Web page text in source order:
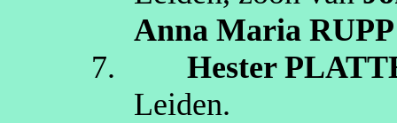
Anna Maria RUPP
7.
Hester
Leiden.